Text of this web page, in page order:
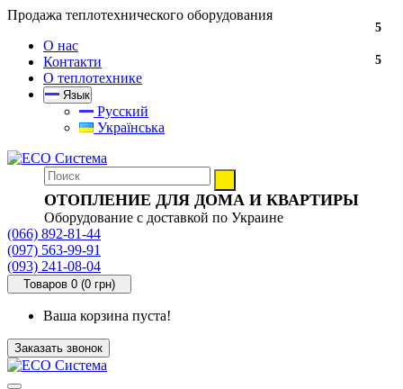
Продажа теплотехнического оборудования
О нас
Контакти
О теплотехнике
Язык
Русский
Українська
ОТОПЛЕНИЕ ДЛЯ ДОМА И КВАРТИРЫ
Оборудование с доставкой по Украине
(066) 892-81-44
(097) 563-99-91
(093) 241-08-04
Товаров 0 (0 грн)
Ваша корзина пуста!
Заказать звонок
5
5